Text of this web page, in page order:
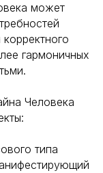
может
гармоничных
Человека
типа